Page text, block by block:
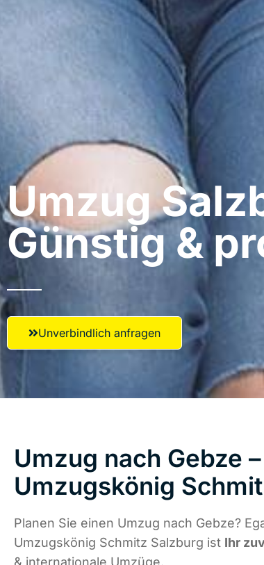
Umzug
Günstig &
Unverbindlich anfragen
Umzug nach Gebze
Umzugskönig
Planen Sie einen Umzug nach Gebze?
Umzugskönig Schmitz Salzburg ist Ihr
& internationale Umzüge.